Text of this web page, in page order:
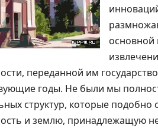
основной
переданной им
годы. Не были мы
структур, которые подобно
и землю, принадлежащую